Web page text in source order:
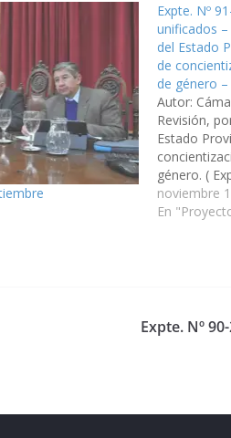
Expte. Nº
unificados
del Estado
de
de género –
Autor:
Revisión,
Estado
género. (
unificados,
noviembre
En
Expte. Nº